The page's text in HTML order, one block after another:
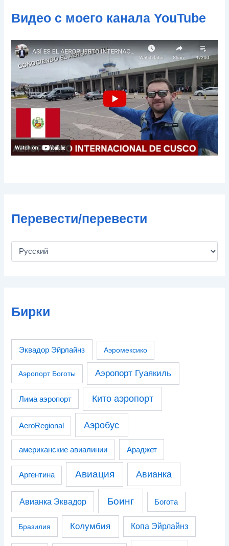
н
й
п
т
ы
Видео с моего канала YouTube
Перевести/перевести
Бирки
Эквадор Эйрлайнз Аэромексико
Аэропорт Боготы Аэропорт Гуаякиль
Лима аэропорт Кито аэропорт
AeroRegional Аэробус
американские авиалинии Араджет
Аргентина Авиация Авианка
Авианка Эквадор Боинг Богота
Бразилия Колумбия Копа Эйрлайнз